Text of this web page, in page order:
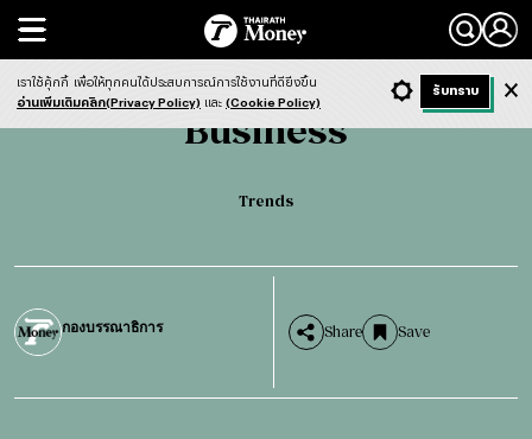
Search
Business Trends
Business
Trends
กองบรรณาธิการ Share Save
- ก + ก Dark ฟังข่าว
เราใช้คุ้กกี้ เพื่อให้ทุกคนได้ประสบการณ์การใช้งานที่ดียิ่งขึ้น
อ่านเพิ่มเติมคลิก(Privacy Policy) และ (Cookie Policy)
รับทราบ